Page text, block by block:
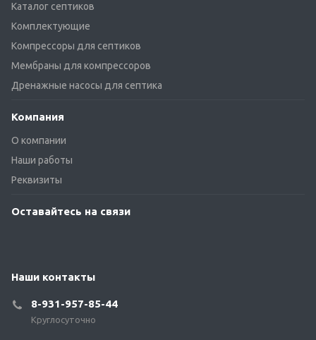
Каталог септиков
Комплектующие
Компрессоры для септиков
Мембраны для компрессоров
Дренажные насосы для септика
Компания
О компании
Наши работы
Реквизиты
Оставайтесь на связи
Наши контакты
8-931-957-85-44
Круглосуточно